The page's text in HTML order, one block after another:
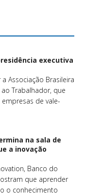
executiva
Associação Brasileira
Trabalhador, que
de vale-
na sala de
a inovação
Banco do
que aprender
o conhecimento